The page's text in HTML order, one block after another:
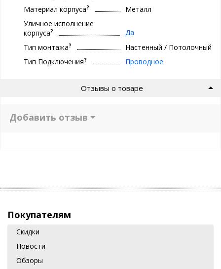
Материал корпуса?
Металл
Уличное исполнение
корпуса?
Да
Тип монтажа?
Настенный / Потолочный
Тип Подключения? Проводное
Отзывы о товаре
Добавить отзыв
Покупателям
Скидки
Новости
Обзоры